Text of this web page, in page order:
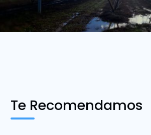
Te Recomendamos